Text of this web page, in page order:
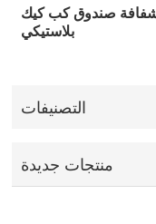
شفافة صندوق كب كيك
بلاستيكي
التصنيفات
منتجات جديدة